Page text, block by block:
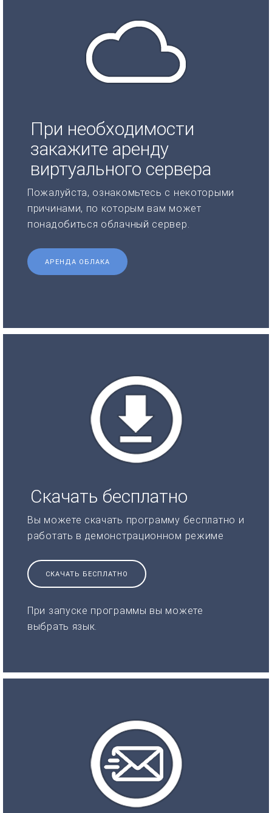
При необходимости
закажите аренду
виртуального сервера
Пожалуйста, ознакомьтесь с некоторыми
причинами, по которым вам может
понадобиться облачный сервер.
АРЕНДА ОБЛАКА
Скачать бесплатно
Вы можете скачать программу бесплатно и
работать в демонстрационном режиме
СКАЧАТЬ БЕСПЛАТНО
При запуске программы вы можете
выбрать язык.